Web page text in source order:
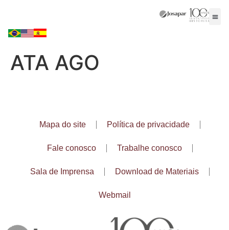
ATA AGO
Mapa do site Política de privacidade
Fale conosco Trabalhe conosco
Sala de Imprensa Download de Materiais
Webmail